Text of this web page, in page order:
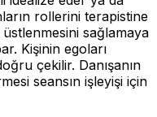
rollerini terapistine
sağlamaya
Kişinin egoları
çekilir. Danışanın
seansın işleyişi için